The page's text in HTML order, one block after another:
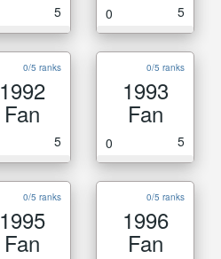
5 0 5
0/5 ranks
1992
Fan
5
0/5 ranks
1993
Fan
0 5
0/5 ranks
1995
Fan
0/5 ranks
1996
Fan